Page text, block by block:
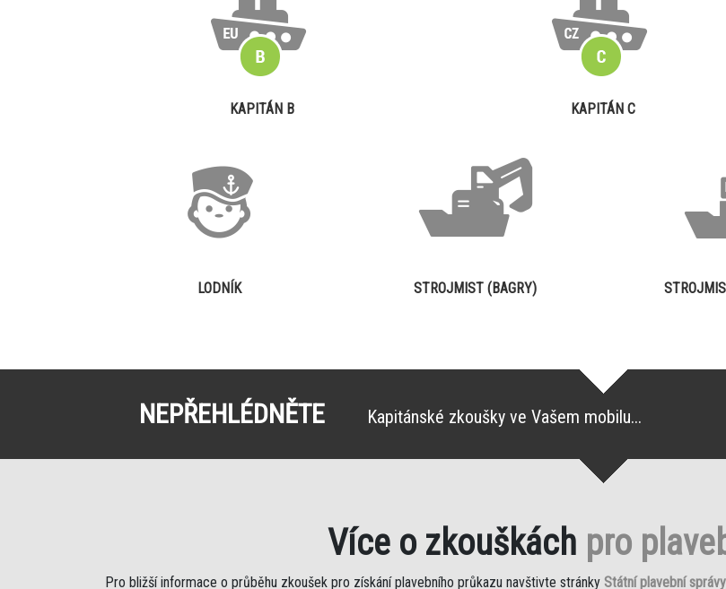
KAPITÁN B KAPITÁN C
LODNÍK STROJMIST (BAGRY)
NEPŘEHLÉDNĚTE Kapitánské zkoušky ve Vašem mobilu...
Více o zkouškách pro
Pro bližší informace o průběhu zkoušek pro získání plavebního průkazu navštivte stránky Státní plavební správy